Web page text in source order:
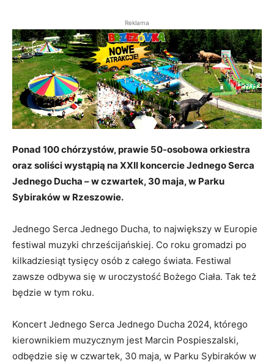
Reklama
Ponad 100 chórzystów, prawie 50-osobowa orkiestra
oraz soliści wystąpią na XXII koncercie Jednego Serca
Jednego Ducha – w czwartek, 30 maja, w Parku
Sybiraków w Rzeszowie.
Jednego Serca Jednego Ducha, to największy w Europie
festiwal muzyki chrześcijańskiej. Co roku gromadzi po
kilkadziesiąt tysięcy osób z całego świata. Festiwal
zawsze odbywa się w uroczystość Bożego Ciała. Tak też
będzie w tym roku.
Koncert Jednego Serca Jednego Ducha 2024, którego
kierownikiem muzycznym jest Marcin Pospieszalski,
odbędzie się w czwartek, 30 maja, w Parku Sybiraków w